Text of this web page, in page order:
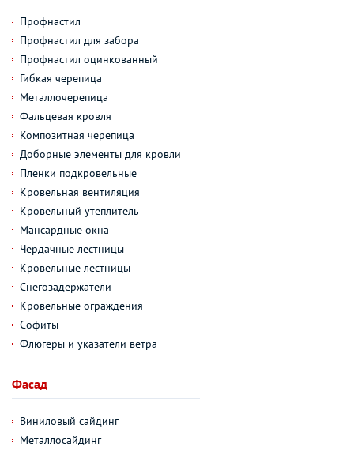
Профнастил
Профнастил для забора
Профнастил оцинкованный
Гибкая черепица
Металлочерепица
Фальцевая кровля
Композитная черепица
Доборные элементы для кровли
Пленки подкровельные
Кровельная вентиляция
Кровельный утеплитель
Мансардные окна
Чердачные лестницы
Кровельные лестницы
Снегозадержатели
Кровельные ограждения
Софиты
Флюгеры и указатели ветра
Фасад
Виниловый сайдинг
Металлосайдинг